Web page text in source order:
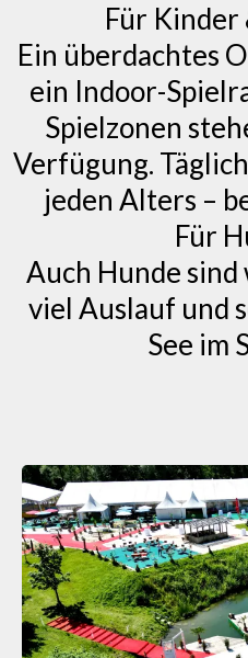
Für Kinder
Ein überdachtes
ein Indoor-
Spielzonen
Verfügung.
jeden Alters –
Für
Auch Hunde
viel Auslauf und
See im